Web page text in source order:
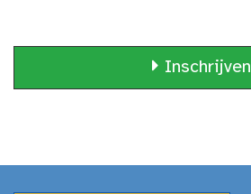
Inschrijven